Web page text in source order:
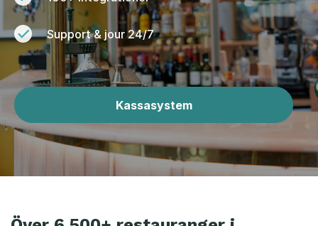
Support & jour 24/7
Kassasystem